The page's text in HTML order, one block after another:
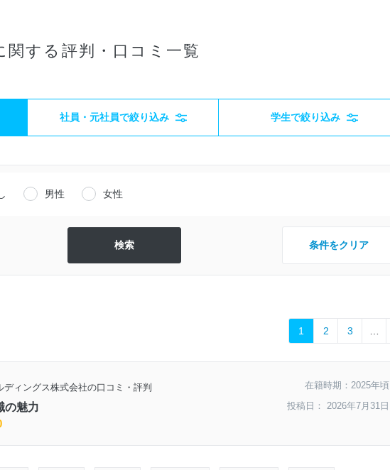
関する評判・口コミ一覧
社員・元社員で絞り込み 学生で絞り込み
男性 女性
条件をクリア
1 2 3
ディングス株式会社の口コミ・評判
の魅力
在籍時期：2025年頃
投稿日： 2026年7月31日